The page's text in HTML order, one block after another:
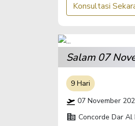
Konsultasi
Salam 07
9 Hari
07 November
corporate_fare Concorde Dar Al